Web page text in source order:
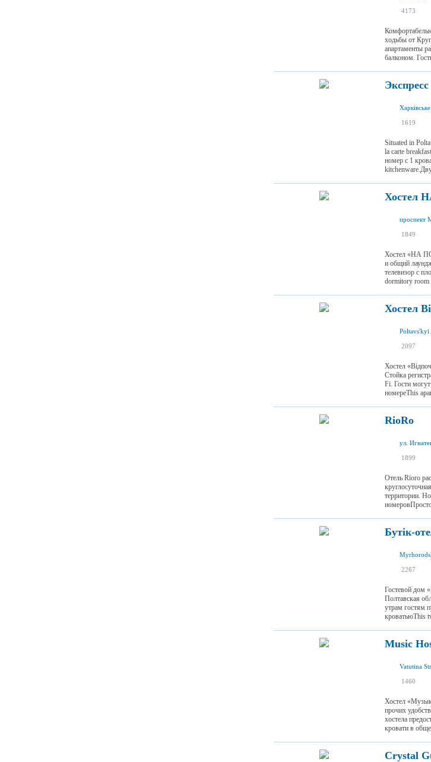
4173
ходьбы от
апартаменты
балконом.
1619
Situated in
la carte
номер с 1
Хостел
проспект
1849
Хостел «НА
и общий
телевизор с
dormitory room
Хостел
Poltavs'kyi
2097
Хостел
Стойка
Fi. Гости
номереThis
RioRo
ул.
1899
Отель Rioro
территории.
Бутік-
2267
Гостевой дом
Полтавская
утрам гостям
кроватьюThis
Music
Vatutina
1460
Хостел
прочих
хостела
кровати в
Crystal